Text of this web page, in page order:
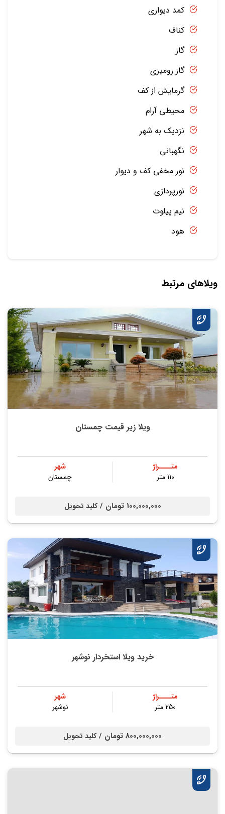
کمد دیواری
کناف
گاز
گاز رومیزی
گرمایش از کف
محیطی آرام
نزدیک به شهر
نگهبانی
نور مخفی کف و دیوار
نورپردازی
نیم پیلوت
هود
ویلاهای مرتبط
ویلا زیر قیمت چمستان
متــــراژ
110 متر
شهر
چمستان
100,000,000 تومان / کلید تحویل
خرید ویلا استخردار نوشهر
متــــراژ
250 متر
شهر
نوشهر
800,000,000 تومان / کلید تحویل